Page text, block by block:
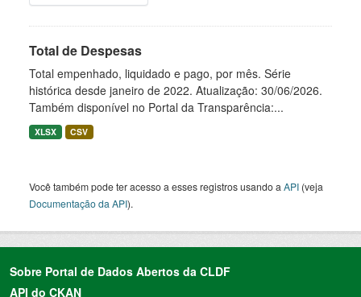
Total de Despesas
Total empenhado, liquidado e pago, por mês. Série
histórica desde janeiro de 2022. Atualização: 30/06/2026.
Também disponível no Portal da Transparência:...
XLSX CSV
Você também pode ter acesso a esses registros usando a API (veja
Documentação da API).
Sobre Portal de Dados Abertos da CLDF
API do CKAN